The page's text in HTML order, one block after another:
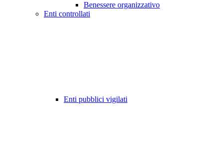
Benessere organizzativo
Enti controllati
Enti pubblici vigilati